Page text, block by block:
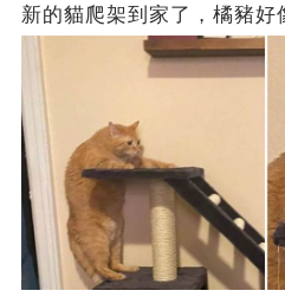
新的貓爬架到家了，橘豬